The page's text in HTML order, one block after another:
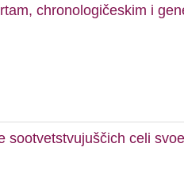
chronologičeskim i
sootvetstvujuščich celi